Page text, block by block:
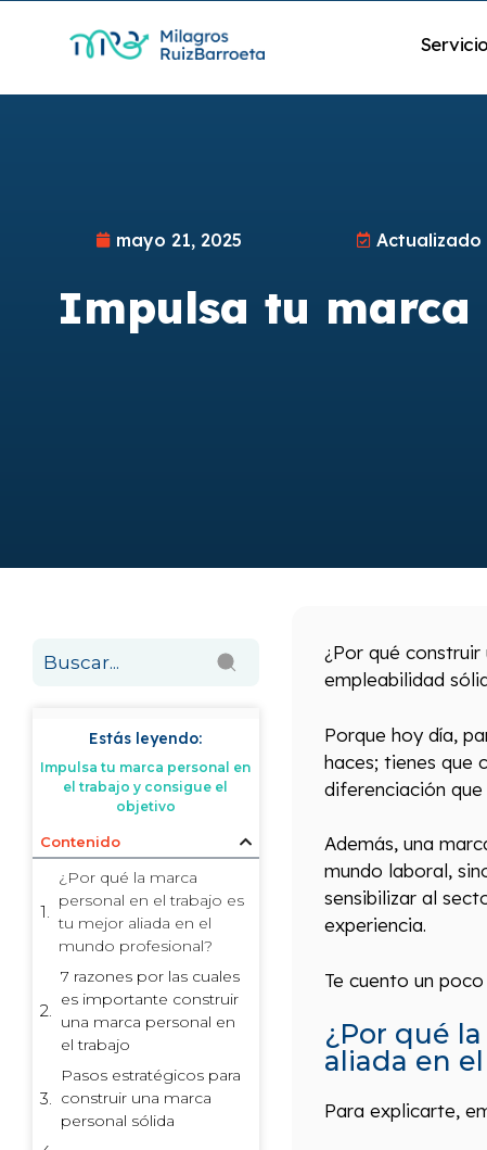
mayo 21, 2025 Actualizado
Impulsa tu marca
Estás leyendo:
Impulsa tu marca personal en
el trabajo y consigue el
objetivo
Contenido
¿Por qué la marca
personal en el trabajo es
tu mejor aliada en el
mundo profesional?
7 razones por las cuales
es importante construir
una marca personal en
el trabajo
Pasos estratégicos para
construir una marca
personal sólida
¿Por qué
empleabilidad
Porque hoy día,
haces; tienes que
diferenciación
Además, una
mundo laboral,
sensibilizar al
experiencia.
Te cuento un
¿Por qué
aliada en
Para explicarte,